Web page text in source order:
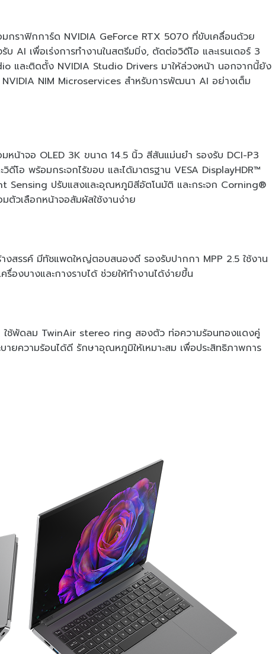
กราฟิกการ์ด NVIDIA GeForce RTX 5070 ที่ขับเคลื่อนด้วย
AI เพื่อเร่งการทำงานในสตรีมมิ่ง, ตัดต่อวิดีโอ และเรนเดอร์ 3
และติดตั้ง NVIDIA Studio Drivers มาให้ล่วงหน้า นอกจากนี้ยัง
NVIDIA NIM Microservices สำหรับการพัฒนา AI อย่างเต็ม
หน้าจอ OLED 3K ขนาด 14.5 นิ้ว สีสันแม่นยำ รองรับ DCI-P3
ดีโอ พร้อมกระจกไร้ขอบ และได้มาตรฐาน VESA DisplayHDR™
Sensing ปรับแสงและอุณหภูมิสีอัตโนมัติ และกระจก Corning®
วเลือกหน้าจอสัมผัสใช้งานง่าย
งสรรค์ มีทัชแพดใหญ่ตอบสนองดี รองรับปากกา MPP 2.5 ใช้งาน
องบางและกางราบได้ ช่วยให้ทำงานได้ง่ายขึ้น
ใช้พัดลม TwinAir stereo ring สองตัว ท่อความร้อนทองแดงคู่
ายความร้อนได้ดี รักษาอุณหภูมิให้เหมาะสม เพื่อประสิทธิภาพการ